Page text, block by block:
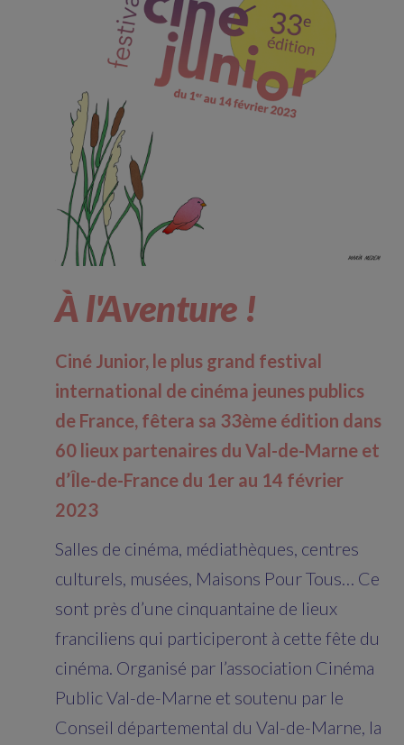
À l'Aventure !
Ciné Junior, le plus grand festival
international de cinéma jeunes publics
de France, fêtera sa 33ème édition dans
60 lieux partenaires du Val-de-Marne et
d’Île-de-France du 1er au 14 février
2023
Salles de cinéma, médiathèques, centres
culturels, musées, Maisons Pour Tous… Ce
sont près d’une cinquantaine de lieux
franciliens qui participeront à cette fête du
cinéma. Organisé par l’association Cinéma
Public Val-de-Marne et soutenu par le
Conseil départemental du Val-de-Marne, la